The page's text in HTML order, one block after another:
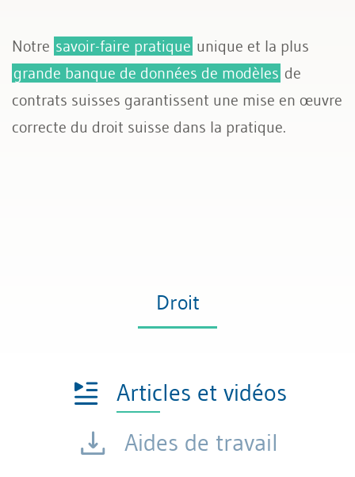
Droit
Notre savoir-faire pratique unique et la plus
grande banque de données de modèles de
contrats suisses garantissent une mise en œuvre
correcte du droit suisse dans la pratique.
Droit
Articles et vidéos
Aides de travail